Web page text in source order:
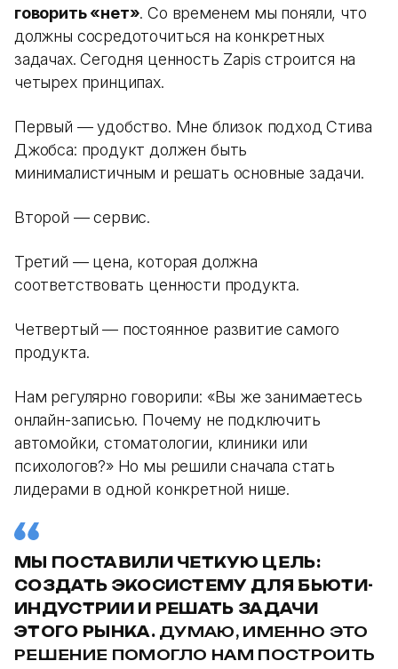
говорить «нет». Со временем мы поняли, что
должны сосредоточиться на конкретных
задачах. Сегодня ценность Zapis строится на
четырех принципах.
Первый — удобство. Мне близок подход Стива
Джобса: продукт должен быть
минималистичным и решать основные задачи.
Второй — сервис.
Третий — цена, которая должна
соответствовать ценности продукта.
Четвертый — постоянное развитие самого
продукта.
Нам регулярно говорили: «Вы же занимаетесь
онлайн-записью. Почему не подключить
автомойки, стоматологии, клиники или
психологов?» Но мы решили сначала стать
лидерами в одной конкретной нише.
МЫ ПОСТАВИЛИ ЧЕТКУЮ ЦЕЛЬ:
СОЗДАТЬ ЭКОСИСТЕМУ ДЛЯ БЬЮТИ-
ИНДУСТРИИ И РЕШАТЬ ЗАДАЧИ
ЭТОГО РЫНКА. ДУМАЮ, ИМЕННО ЭТО
РЕШЕНИЕ ПОМОГЛО НАМ ПОСТРОИТЬ